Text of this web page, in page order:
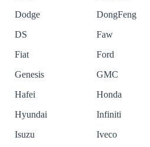
Dodge
DongFeng
DS
Faw
Fiat
Ford
Genesis
GMC
Hafei
Honda
Hyundai
Infiniti
Isuzu
Iveco